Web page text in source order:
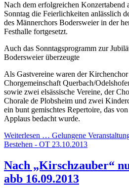
Nach dem erfolgreichen Konzertabend
Sonntag die Feierlichkeiten anlässlich
des Männerchors Bodersweier in der
Festhalle fortgesetzt.
Auch das Sonntagsprogramm zur
Bodersweier überzeugte
Als Gastvereine waren der
Chorgemeinschaft Querbach/
sowie zwei elsässische Vereine, der
Chorale de Plobsheim und zwei
ein bunt gemischtes Repertoire, das
Applaus bedacht wurde.
Weiterlesen … Gelungene
Bestehen - OT 23.10.2013
Nach „Kirschzauber“
abb 16.09.2013